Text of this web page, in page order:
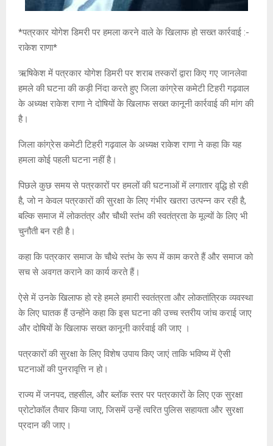
*पत्रकार योगेश डिमरी पर हमला करने वाले के खिलाफ हो सख्त कार्रवाई :-
राकेश राणा*
ऋषिकेश में पत्रकार योगेश डिमरी पर शराब तस्करों द्वारा किए गए जानलेवा
हमले की घटना की कड़ी निंदा करते हुए जिला कांग्रेस कमेटी टिहरी गढ़वाल
के अध्यक्ष राकेश राणा ने दोषियों के खिलाफ सख्त कानूनी कार्रवाई की मांग की
है।
जिला कांग्रेस कमेटी टिहरी गढ़वाल के अध्यक्ष राकेश राणा ने कहा कि यह
हमला कोई पहली घटना नहीं है।
पिछले कुछ समय से पत्रकारों पर हमलों की घटनाओं में लगातार वृद्धि हो रही
है, जो न केवल पत्रकारों की सुरक्षा के लिए गंभीर खतरा उत्पन्न कर रही है,
बल्कि समाज में लोकतंत्र और चौथी स्तंभ की स्वतंत्रता के मूल्यों के लिए भी
चुनौती बन रही है।
कहा कि पत्रकार समाज के चौथे स्तंभ के रूप में काम करते हैं और समाज को
सच से अवगत कराने का कार्य करते हैं।
ऐसे में उनके खिलाफ हो रहे हमले हमारी स्वतंत्रता और लोकतांत्रिक व्यवस्था
के लिए घातक हैं उन्होंने कहा कि इस घटना की उच्च स्तरीय जांच कराई जाए
और दोषियों के खिलाफ सख्त कानूनी कार्रवाई की जाए ।
पत्रकारों की सुरक्षा के लिए विशेष उपाय किए जाएं ताकि भविष्य में ऐसी
घटनाओं की पुनरावृत्ति न हो।
राज्य में जनपद, तहसील, और ब्लॉक स्तर पर पत्रकारों के लिए एक सुरक्षा
प्रोटोकॉल तैयार किया जाए, जिसमें उन्हें त्वरित पुलिस सहायता और सुरक्षा
प्रदान की जाए।